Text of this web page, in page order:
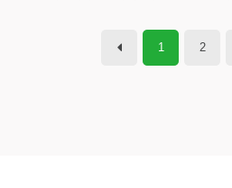
1 2